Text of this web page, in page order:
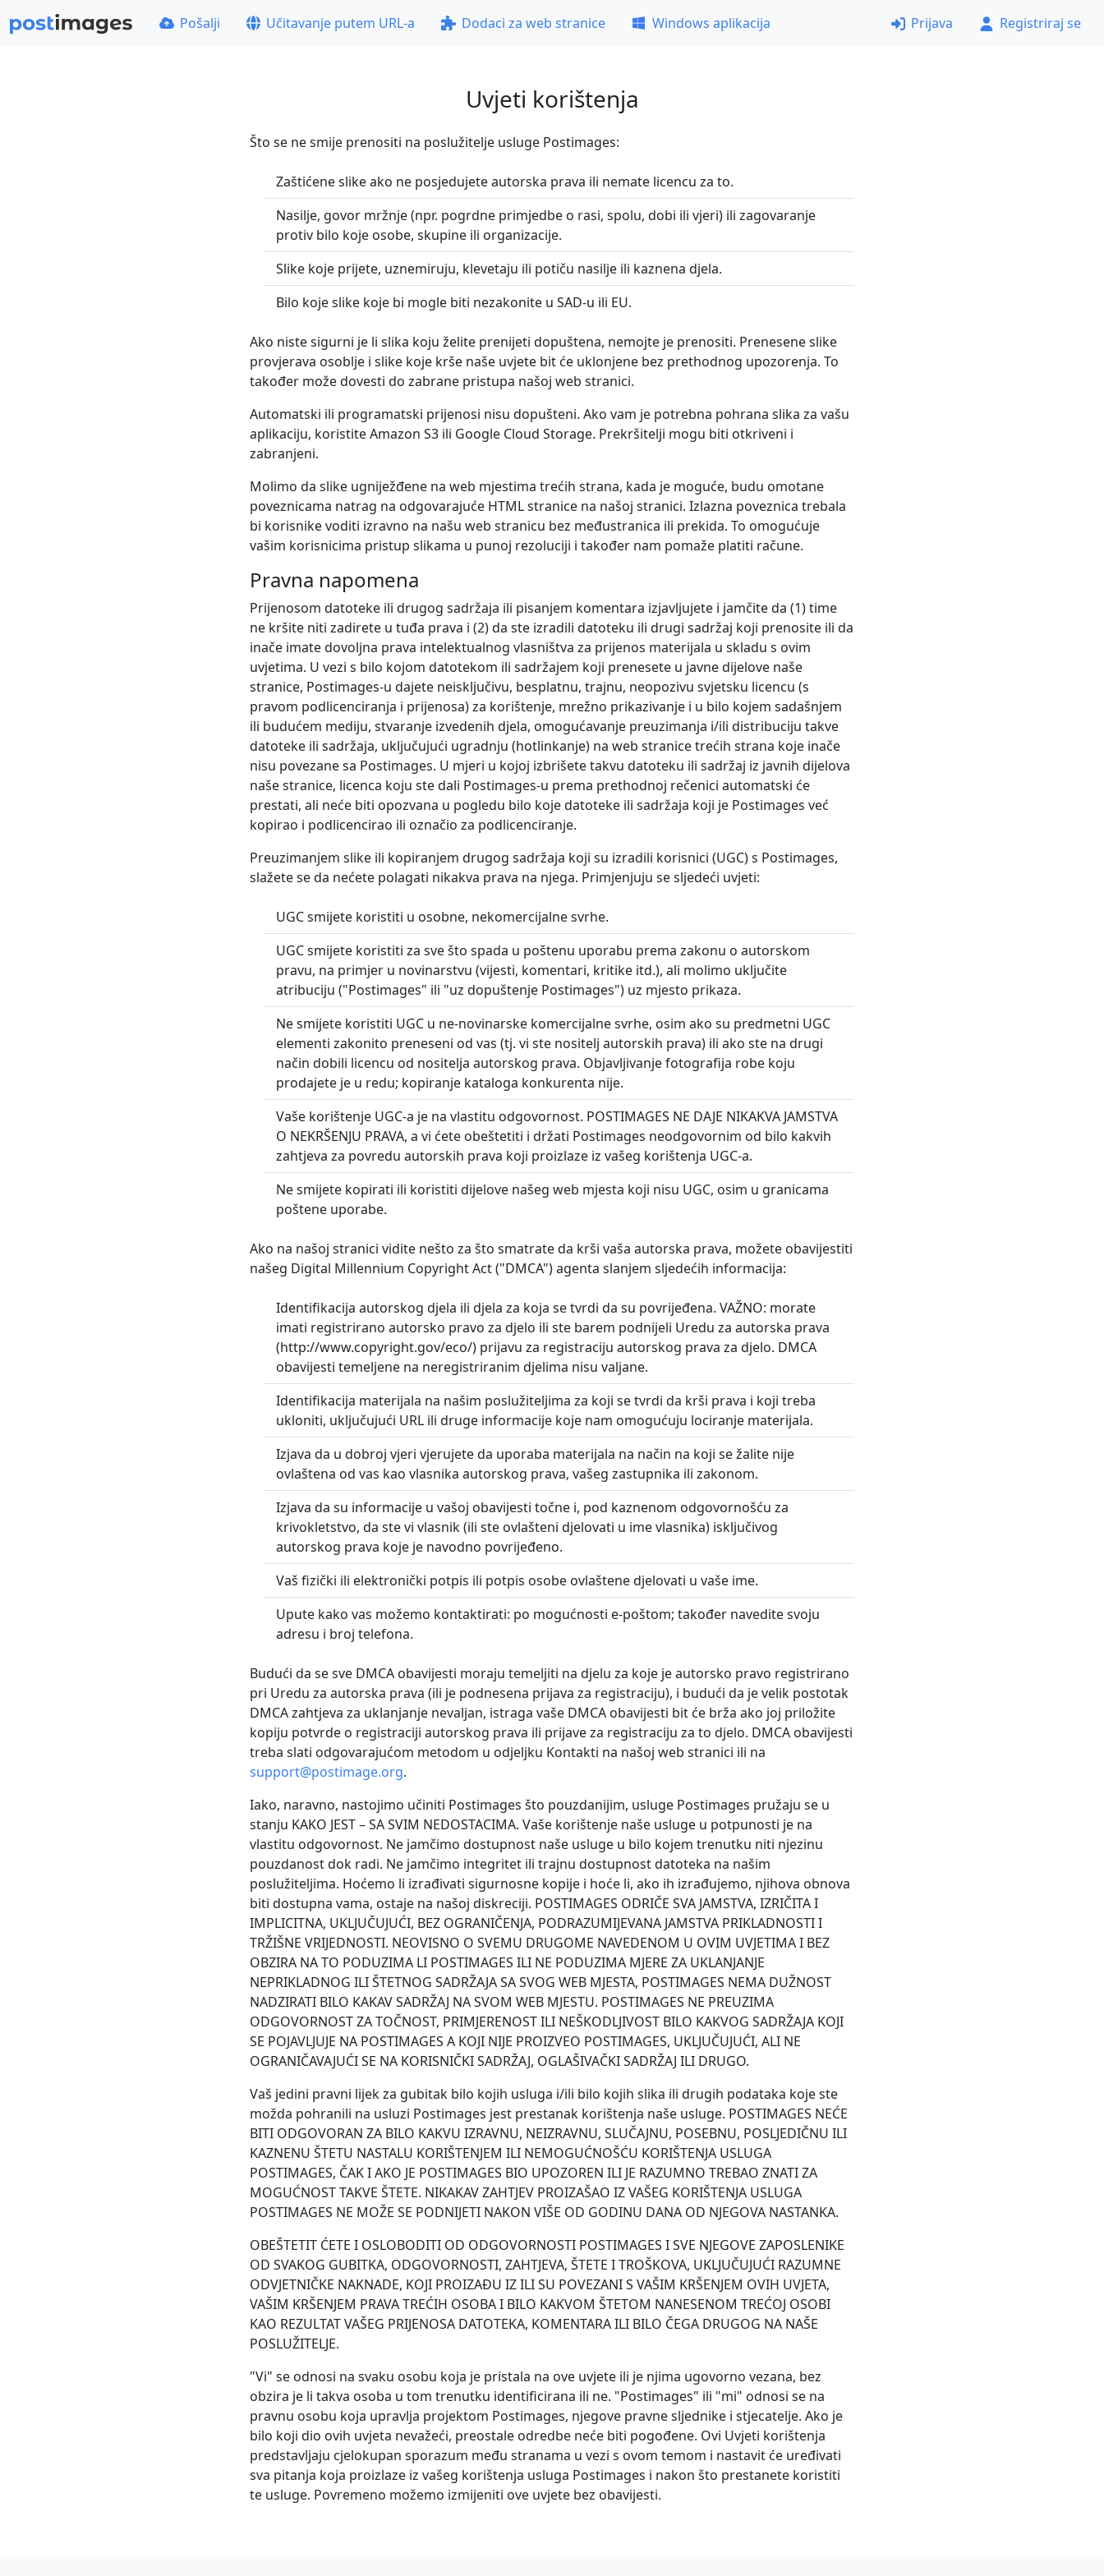
Pošalji Učitavanje putem URL-a Dodaci za web stranice Windows aplikacija Prijava Registriraj se
Uvjeti korištenja
Što se ne smije prenositi na poslužitelje usluge Postimages:
Zaštićene slike ako ne posjedujete autorska prava ili nemate licencu za to.
Nasilje, govor mržnje (npr. pogrdne primjedbe o rasi, spolu, dobi ili vjeri) ili zagovaranje
protiv bilo koje osobe, skupine ili organizacije.
Slike koje prijete, uznemiruju, klevetaju ili potiču nasilje ili kaznena djela.
Bilo koje slike koje bi mogle biti nezakonite u SAD-u ili EU.
Ako niste sigurni je li slika koju želite prenijeti dopuštena, nemojte je prenositi. Prenesene slike
provjerava osoblje i slike koje krše naše uvjete bit će uklonjene bez prethodnog upozorenja. To
također može dovesti do zabrane pristupa našoj web stranici.
Automatski ili programatski prijenosi nisu dopušteni. Ako vam je potrebna pohrana slika za vašu
aplikaciju, koristite Amazon S3 ili Google Cloud Storage. Prekršitelji mogu biti otkriveni i
zabranjeni.
Molimo da slike ugniježđene na web mjestima trećih strana, kada je moguće, budu omotane
poveznicama natrag na odgovarajuće HTML stranice na našoj stranici. Izlazna poveznica trebala
bi korisnike voditi izravno na našu web stranicu bez međustranica ili prekida. To omogućuje
vašim korisnicima pristup slikama u punoj rezoluciji i također nam pomaže platiti račune.
Pravna napomena
Prijenosom datoteke ili drugog sadržaja ili pisanjem komentara izjavljujete i jamčite da (1) time
ne kršite niti zadirete u tuđa prava i (2) da ste izradili datoteku ili drugi sadržaj koji prenosite ili da
inače imate dovoljna prava intelektualnog vlasništva za prijenos materijala u skladu s ovim
uvjetima. U vezi s bilo kojom datotekom ili sadržajem koji prenesete u javne dijelove naše
stranice, Postimages-u dajete neisključivu, besplatnu, trajnu, neopozivu svjetsku licencu (s
pravom podlicenciranja i prijenosa) za korištenje, mrežno prikazivanje i u bilo kojem sadašnjem
ili budućem mediju, stvaranje izvedenih djela, omogućavanje preuzimanja i/ili distribuciju takve
datoteke ili sadržaja, uključujući ugradnju (hotlinkanje) na web stranice trećih strana koje inače
nisu povezane sa Postimages. U mjeri u kojoj izbrišete takvu datoteku ili sadržaj iz javnih dijelova
naše stranice, licenca koju ste dali Postimages-u prema prethodnoj rečenici automatski će
prestati, ali neće biti opozvana u pogledu bilo koje datoteke ili sadržaja koji je Postimages već
kopirao i podlicencirao ili označio za podlicenciranje.
Preuzimanjem slike ili kopiranjem drugog sadržaja koji su izradili korisnici (UGC) s Postimages,
slažete se da nećete polagati nikakva prava na njega. Primjenjuju se sljedeći uvjeti:
UGC smijete koristiti u osobne, nekomercijalne svrhe.
UGC smijete koristiti za sve što spada u poštenu uporabu prema zakonu o autorskom
pravu, na primjer u novinarstvu (vijesti, komentari, kritike itd.), ali molimo uključite
atribuciju ("Postimages" ili "uz dopuštenje Postimages") uz mjesto prikaza.
Ne smijete koristiti UGC u ne-novinarske komercijalne svrhe, osim ako su predmetni UGC
elementi zakonito preneseni od vas (tj. vi ste nositelj autorskih prava) ili ako ste na drugi
način dobili licencu od nositelja autorskog prava. Objavljivanje fotografija robe koju
prodajete je u redu; kopiranje kataloga konkurenta nije.
Vaše korištenje UGC-a je na vlastitu odgovornost. POSTIMAGES NE DAJE NIKAKVA JAMSTVA
O NEKRŠENJU PRAVA, a vi ćete obeštetiti i držati Postimages neodgovornim od bilo kakvih
zahtjeva za povredu autorskih prava koji proizlaze iz vašeg korištenja UGC-a.
Ne smijete kopirati ili koristiti dijelove našeg web mjesta koji nisu UGC, osim u granicama
poštene uporabe.
Ako na našoj stranici vidite nešto za što smatrate da krši vaša autorska prava, možete obavijestiti
našeg Digital Millennium Copyright Act ("DMCA") agenta slanjem sljedećih informacija:
Identifikacija autorskog djela ili djela za koja se tvrdi da su povrijeđena. VAŽNO: morate
imati registrirano autorsko pravo za djelo ili ste barem podnijeli Uredu za autorska prava
(http://www.copyright.gov/eco/) prijavu za registraciju autorskog prava za djelo. DMCA
obavijesti temeljene na neregistriranim djelima nisu valjane.
Identifikacija materijala na našim poslužiteljima za koji se tvrdi da krši prava i koji treba
ukloniti, uključujući URL ili druge informacije koje nam omogućuju lociranje materijala.
Izjava da u dobroj vjeri vjerujete da uporaba materijala na način na koji se žalite nije
ovlaštena od vas kao vlasnika autorskog prava, vašeg zastupnika ili zakonom.
Izjava da su informacije u vašoj obavijesti točne i, pod kaznenom odgovornošću za
krivokletstvo, da ste vi vlasnik (ili ste ovlašteni djelovati u ime vlasnika) isključivog
autorskog prava koje je navodno povrijeđeno.
Vaš fizički ili elektronički potpis ili potpis osobe ovlaštene djelovati u vaše ime.
Upute kako vas možemo kontaktirati: po mogućnosti e-poštom; također navedite svoju
adresu i broj telefona.
Budući da se sve DMCA obavijesti moraju temeljiti na djelu za koje je autorsko pravo registrirano
pri Uredu za autorska prava (ili je podnesena prijava za registraciju), i budući da je velik postotak
DMCA zahtjeva za uklanjanje nevaljan, istraga vaše DMCA obavijesti bit će brža ako joj priložite
kopiju potvrde o registraciji autorskog prava ili prijave za registraciju za to djelo. DMCA obavijesti
treba slati odgovarajućom metodom u odjeljku Kontakti na našoj web stranici ili na
support@postimage.org.
Iako, naravno, nastojimo učiniti Postimages što pouzdanijim, usluge Postimages pružaju se u
stanju KAKO JEST – SA SVIM NEDOSTACIMA. Vaše korištenje naše usluge u potpunosti je na
vlastitu odgovornost. Ne jamčimo dostupnost naše usluge u bilo kojem trenutku niti njezinu
pouzdanost dok radi. Ne jamčimo integritet ili trajnu dostupnost datoteka na našim
poslužiteljima. Hoćemo li izrađivati sigurnosne kopije i hoće li, ako ih izrađujemo, njihova obnova
biti dostupna vama, ostaje na našoj diskreciji. POSTIMAGES ODRIČE SVA JAMSTVA, IZRIČITA I
IMPLICITNA, UKLJUČUJUĆI, BEZ OGRANIČENJA, PODRAZUMIJEVANA JAMSTVA PRIKLADNOSTI I
TRŽIŠNE VRIJEDNOSTI. NEOVISNO O SVEMU DRUGOME NAVEDENOM U OVIM UVJETIMA I BEZ
OBZIRA NA TO PODUZIMA LI POSTIMAGES ILI NE PODUZIMA MJERE ZA UKLANJANJE
NEPRIKLADNOG ILI ŠTETNOG SADRŽAJA SA SVOG WEB MJESTA, POSTIMAGES NEMA DUŽNOST
NADZIRATI BILO KAKAV SADRŽAJ NA SVOM WEB MJESTU. POSTIMAGES NE PREUZIMA
ODGOVORNOST ZA TOČNOST, PRIMJERENOST ILI NEŠKODLJIVOST BILO KAKVOG SADRŽAJA KOJI
SE POJAVLJUJE NA POSTIMAGES A KOJI NIJE PROIZVEO POSTIMAGES, UKLJUČUJUĆI, ALI NE
OGRANIČAVAJUĆI SE NA KORISNIČKI SADRŽAJ, OGLAŠIVAČKI SADRŽAJ ILI DRUGO.
Vaš jedini pravni lijek za gubitak bilo kojih usluga i/ili bilo kojih slika ili drugih podataka koje ste
možda pohranili na usluzi Postimages jest prestanak korištenja naše usluge. POSTIMAGES NEĆE
BITI ODGOVORAN ZA BILO KAKVU IZRAVNU, NEIZRAVNU, SLUČAJNU, POSEBNU, POSLJEDIČNU ILI
KAZNENU ŠTETU NASTALU KORIŠTENJEM ILI NEMOGUĆNOŠĆU KORIŠTENJA USLUGA
POSTIMAGES, ČAK I AKO JE POSTIMAGES BIO UPOZOREN ILI JE RAZUMNO TREBAO ZNATI ZA
MOGUĆNOST TAKVE ŠTETE. NIKAKAV ZAHTJEV PROIZAŠAO IZ VAŠEG KORIŠTENJA USLUGA
POSTIMAGES NE MOŽE SE PODNIJETI NAKON VIŠE OD GODINU DANA OD NJEGOVA NASTANKA.
OBEŠTETIT ĆETE I OSLOBODITI OD ODGOVORNOSTI POSTIMAGES I SVE NJEGOVE ZAPOSLENIKE
OD SVAKOG GUBITKA, ODGOVORNOSTI, ZAHTJEVA, ŠTETE I TROŠKOVA, UKLJUČUJUĆI RAZUMNE
ODVJETNIČKE NAKNADE, KOJI PROIZAĐU IZ ILI SU POVEZANI S VAŠIM KRŠENJEM OVIH UVJETA,
VAŠIM KRŠENJEM PRAVA TREĆIH OSOBA I BILO KAKVOM ŠTETOM NANESENOM TREĆOJ OSOBI
KAO REZULTAT VAŠEG PRIJENOSA DATOTEKA, KOMENTARA ILI BILO ČEGA DRUGOG NA NAŠE
POSLUŽITELJE.
"Vi" se odnosi na svaku osobu koja je pristala na ove uvjete ili je njima ugovorno vezana, bez
obzira je li takva osoba u tom trenutku identificirana ili ne. "Postimages" ili "mi" odnosi se na
pravnu osobu koja upravlja projektom Postimages, njegove pravne sljednike i stjecatelje. Ako je
bilo koji dio ovih uvjeta nevažeći, preostale odredbe neće biti pogođene. Ovi Uvjeti korištenja
predstavljaju cjelokupan sporazum među stranama u vezi s ovom temom i nastavit će uređivati
sva pitanja koja proizlaze iz vašeg korištenja usluga Postimages i nakon što prestanete koristiti
te usluge. Povremeno možemo izmijeniti ove uvjete bez obavijesti.